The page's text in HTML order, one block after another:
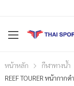
หน้าหลัก กีฬาทางน้ำ
REEF TOURER หน้ากาก